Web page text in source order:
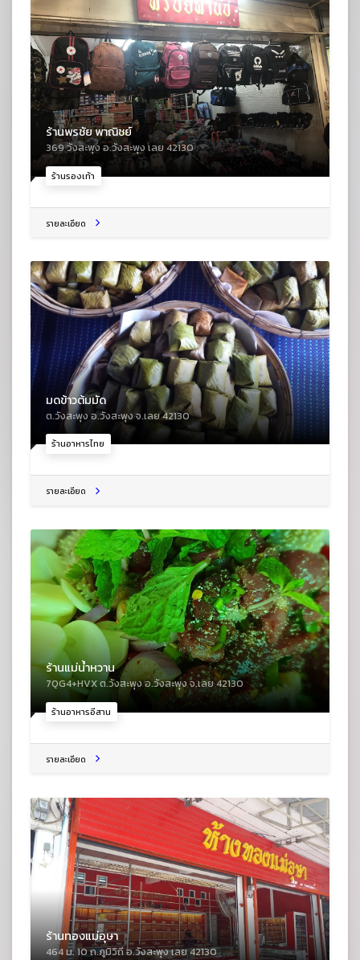
ร้านรองเท้า
ร้านพรชัย พาณิชย์
369 วังสะพุง อ.วังสะพุง เลย 42130
รายละเอียด
ร้านอาหารไทย
มดข้าวต้มมัด
ต.วังสะพุง อ.วังสะพุง จ.เลย 42130
รายละเอียด
ร้านอาหารอีสาน
ร้านแม่น้ำหวาน
7QG4+HVX ต.วังสะพุง อ.วังสะพุง จ.เลย 42130
รายละเอียด
ร้านทองแม่อุษา
464 ม. 10 ถ.ภูมิวิถี อ.วังสะพุง เลย 42130